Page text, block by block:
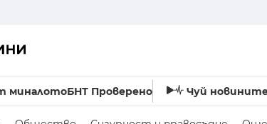
миналотоБНТ Проверено Чуй